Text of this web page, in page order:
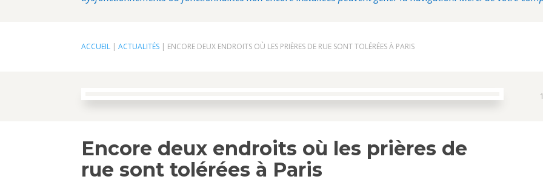
ACCUEIL |ACTUALITÉS | ENCORE DEUX ENDROITS OÙ LES PRIÈRES DE RUE SONT TOLÉRÉES À PARIS
Encore deux endroits où les prières de
rue sont tolérées à Paris